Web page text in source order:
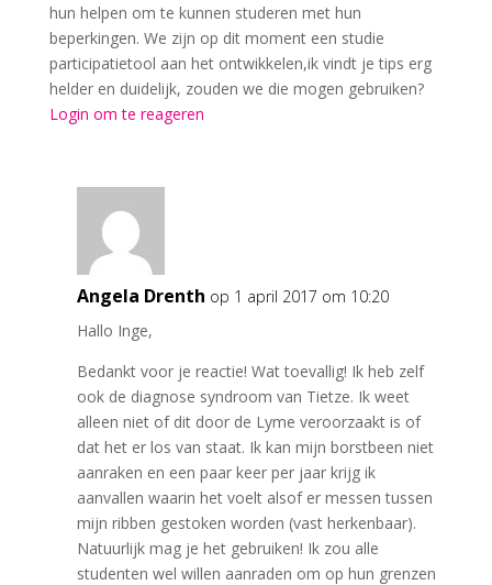
hun helpen om te kunnen studeren met hun
beperkingen. We zijn op dit moment een studie
participatietool aan het ontwikkelen,ik vindt je tips erg
helder en duidelijk, zouden we die mogen gebruiken?
Login om te reageren
Angela Drenth op 1 april 2017 om 10:20
Hallo Inge,
Bedankt voor je reactie! Wat toevallig! Ik heb zelf
ook de diagnose syndroom van Tietze. Ik weet
alleen niet of dit door de Lyme veroorzaakt is of
dat het er los van staat. Ik kan mijn borstbeen niet
aanraken en een paar keer per jaar krijg ik
aanvallen waarin het voelt alsof er messen tussen
mijn ribben gestoken worden (vast herkenbaar).
Natuurlijk mag je het gebruiken! Ik zou alle
studenten wel willen aanraden om op hun grenzen